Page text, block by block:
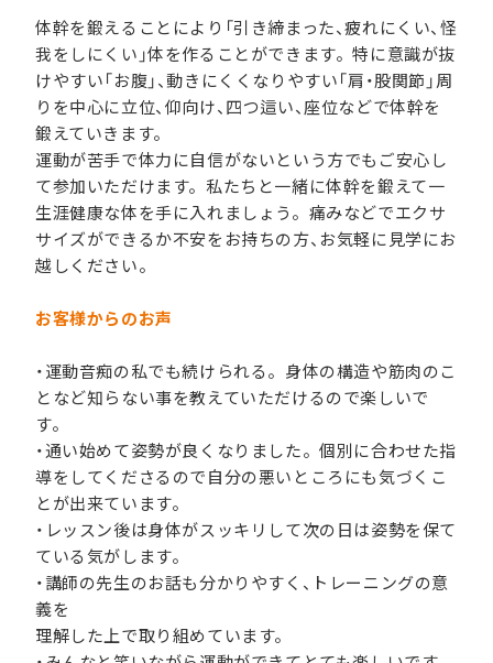
体幹を鍛えることにより「引き締まった、疲れにくい、怪
我をしにくい」体を作ることができます。特に意識が抜
けやすい「お腹」、動きにくくなりやすい「肩・股関節」周
りを中心に立位、仰向け、四つ這い、座位などで体幹を
鍛えていきます。
運動が苦手で体力に自信がないという方でもご安心し
て参加いただけます。私たちと一緒に体幹を鍛えて一
生涯健康な体を手に入れましょう。痛みなどでエクサ
サイズができるか不安をお持ちの方、お気軽に見学にお
越しください。
お客様からのお声
・運動音痴の私でも続けられる。身体の構造や筋肉のこ
となど知らない事を教えていただけるので楽しいで
す。
・通い始めて姿勢が良くなりました。個別に合わせた指
導をしてくださるので自分の悪いところにも気づくこ
とが出来ています。
・レッスン後は身体がスッキリして次の日は姿勢を保て
ている気がします。
・講師の先生のお話も分かりやすく、トレーニングの意
義を
理解した上で取り組めています。